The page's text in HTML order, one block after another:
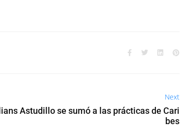
Next
Astudillo se sumó a las prácticas de Cari
bes